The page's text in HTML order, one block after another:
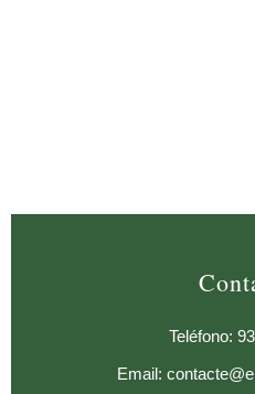
Teléfono:
Email: